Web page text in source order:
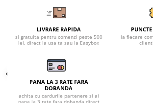
Pantaloni de lucru
Sorturi impermeabile
Pantaloni de lucru in talie
Pentru sudura
Jachete pentru sudura
Pantaloni de protectie
Pentru copii
LIVRARE RAPIDA
si gratuita pentru comenzi peste 500
lei, direct la usa ta sau la Easybox
la fiecare
PANA LA 3 RATE FARA
DOBANDA
achita cu cardurile partenere si ai
pana la 3 rate fara dobanda direct